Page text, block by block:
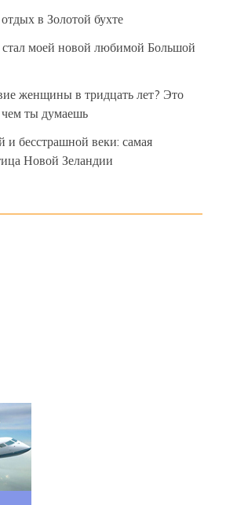
в Золотой бухте
моей новой любимой Большой
женщины в тридцать лет? Это
ты думаешь
и бесстрашной веки: самая
Новой Зеландии